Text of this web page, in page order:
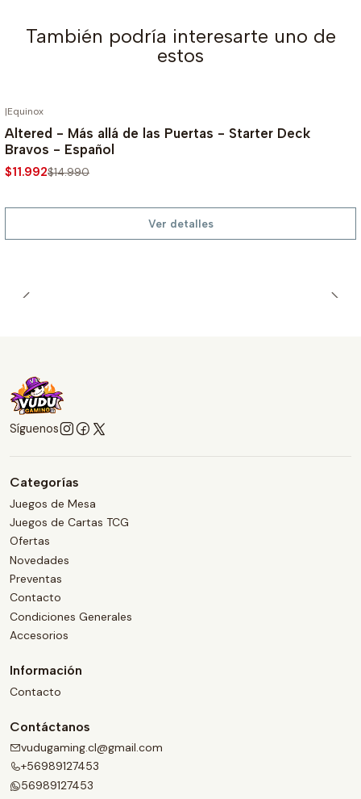
También podría interesarte uno de
estos
-20%
|Equinox
Altered - Más allá de las Puertas - Starter Deck
Bravos - Español
$11.992$14.990
Ver detalles
Síguenos
Categorías
Juegos de Mesa
Juegos de Cartas TCG
Ofertas
Novedades
Preventas
Contacto
Condiciones Generales
Accesorios
Información
Contacto
Contáctanos
vudugaming.cl@gmail.com
+56989127453
56989127453